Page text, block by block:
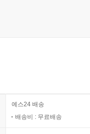
예스24 배송
배송비 : 무료배송